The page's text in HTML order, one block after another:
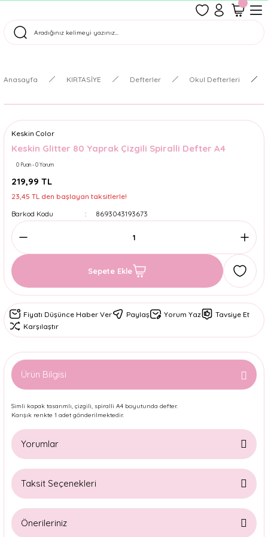
Tüm Siparişler Aynı Gün Kargoda!
Anasayfa KIRTASİYE Defterler Okul Defterleri
Keskin Color
Keskin Glitter 80 Yaprak Çizgili Spiralli Defter A4
0 Puan - 0 Yorum
219,99 TL
23,45 TL den başlayan taksitlerle!
Barkod Kodu
8693043193673
Sepete Ekle
Fiyatı Düşünce Haber Ver Paylaş Yorum Yaz
Tavsiye Et
Karşılaştır
Ürün Bilgisi
Simli kapak tasarımlı, çizgili, spiralli A4 boyutunda defter.
Karışık renkte 1 adet gönderilmektedir.
Yorumlar
Taksit Seçenekleri
Önerileriniz